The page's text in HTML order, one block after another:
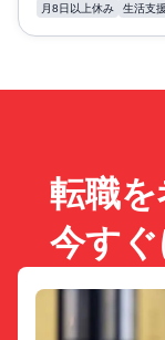
月8日以上休み 生活支
転職を
今すぐ